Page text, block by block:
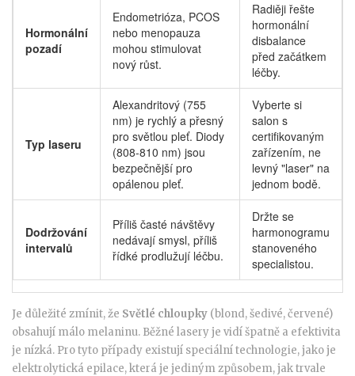
Hormonální
pozadí
Endometrióza, PCOS
nebo menopauza
mohou stimulovat
nový růst.
Radiěji řešte
hormonální
disbalance
před začátkem
léčby.
Typ laseru
Alexandritový (755
nm) je rychlý a přesný
pro světlou pleť. Diody
(808-810 nm) jsou
bezpečnější pro
opálenou pleť.
Vyberte si
salon s
certifikovaným
zařízením, ne
levný "laser" na
jednom bodě.
Dodržování
intervalů
Příliš časté návštěvy
nedávají smysl, příliš
řídké prodlužují léčbu.
Držte se
harmonogramu
stanoveného
specialistou.
Je důležité zmínit, že Světlé chloupky (blond, šedivé, červené)
obsahují málo melaninu. Běžné lasery je vidí špatně a efektivita
je nízká. Pro tyto případy existují speciální technologie, jako je
elektrolytická epilace, která je jediným způsobem, jak trvale